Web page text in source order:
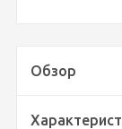
Обзор